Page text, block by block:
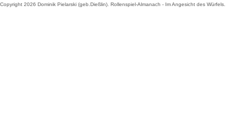
Copyright 2026 Dominik Pielarski (geb.Dießlin). Rollenspiel-Almanach - Im Angesicht des Würfels.